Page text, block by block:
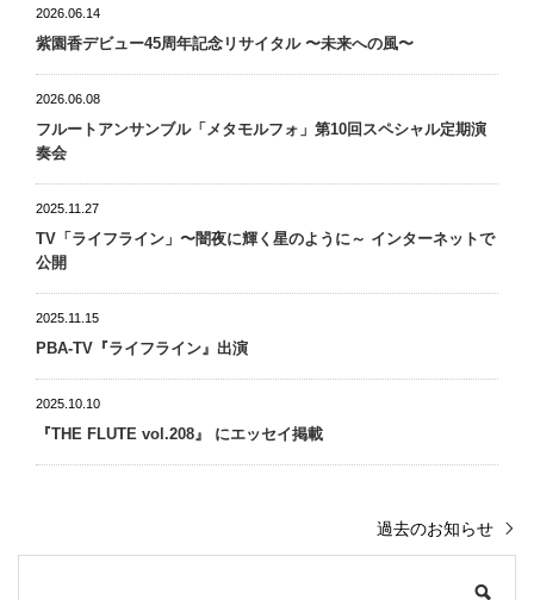
2026.06.14
紫園香デビュー45周年記念リサイタル 〜未来への風〜
2026.06.08
フルートアンサンブル「メタモルフォ」第10回スペシャル定期演
奏会
2025.11.27
TV「ライフライン」〜闇夜に輝く星のように～ インターネットで
公開
2025.11.15
PBA-TV『ライフライン』出演
2025.10.10
『THE FLUTE vol.208』 にエッセイ掲載
過去のお知らせ